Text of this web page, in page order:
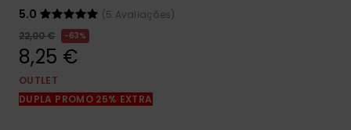
respostas
para as
formulário de
contacto.
5.0
(5 Avaliações)
22,00 €
63%
8,25 €
OUTLET
DUPLA PROMO 25% EXTRA